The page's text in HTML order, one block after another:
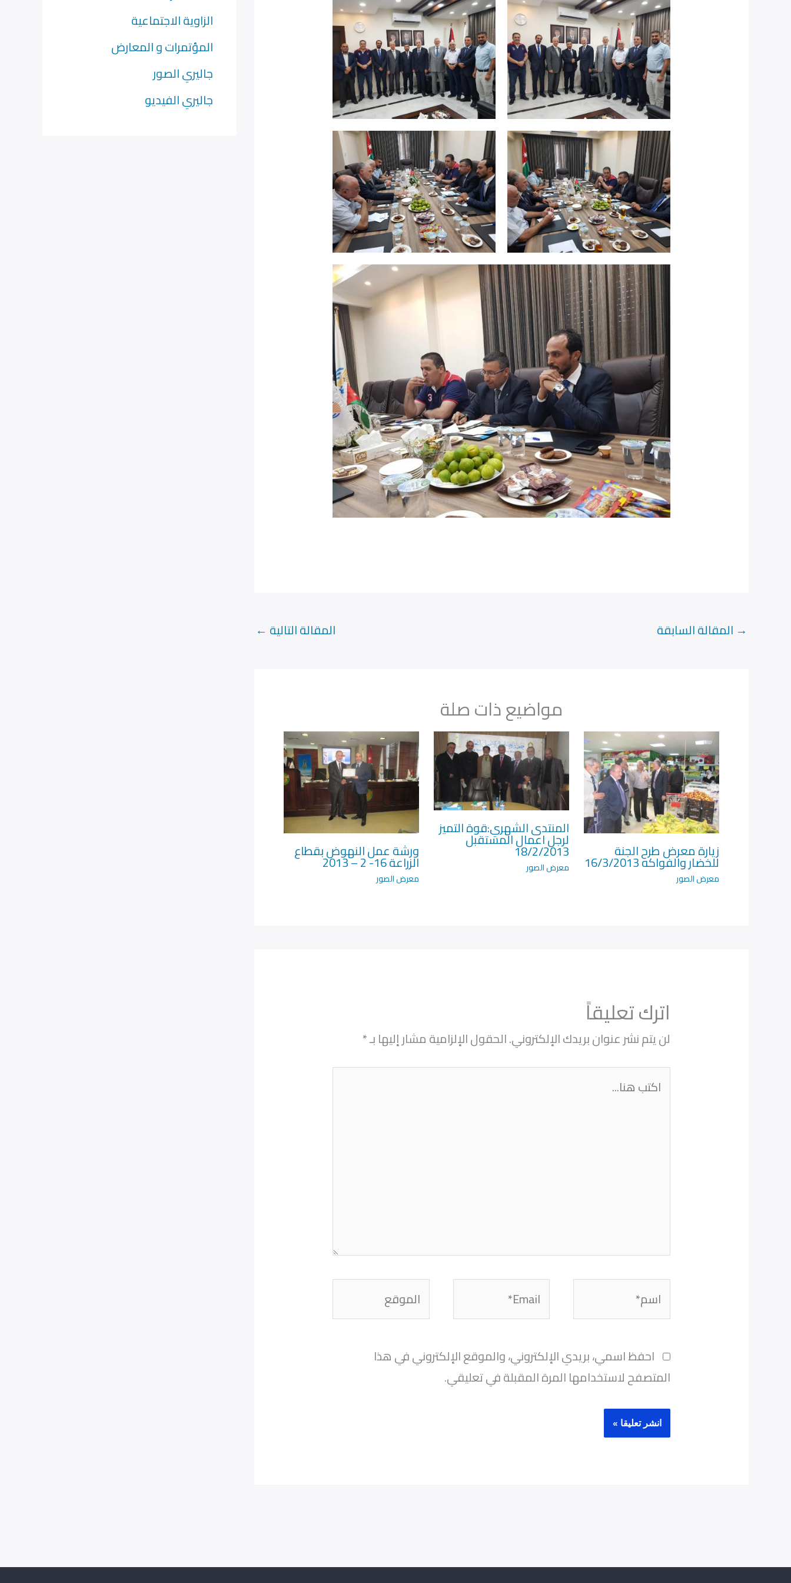
→ المقالة السابقة المقالة التالية ←
مواضيع ذات صلة
زيارة معرض طرح الجنة
للخضار والفواكه 16/3/2013
معرض الصور
المنتدى الشهري:قوة التميز
لرجل اعمال المستقبل
18/2/2013
معرض الصور
ورشة عمل النهوض بقطاع
الزراعة 16- 2 – 2013
معرض الصور
اترك تعليقاً
لن يتم نشر عنوان بريدك الإلكتروني.الحقول الإلزامية مشار إليها بـ*
هنا...
احفظ اسمي، بريدي الإلكتروني، والموقع الإلكتروني في هذا
المتصفح لاستخدامها المرة المقبلة في تعليقي.
الزاوية الاجتماعية
المؤتمرات و المعارض
جاليري الصور
جاليري الفيديو